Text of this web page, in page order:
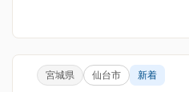
宮城県 仙台市 新着